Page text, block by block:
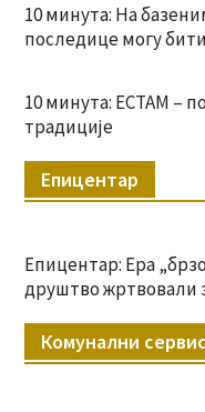
10 минута: На
последице могу
10 минута: ЕСТАМ –
традиције
Епицентар
Епицентар: Ера
друштво жртвовали
Комунални сервис